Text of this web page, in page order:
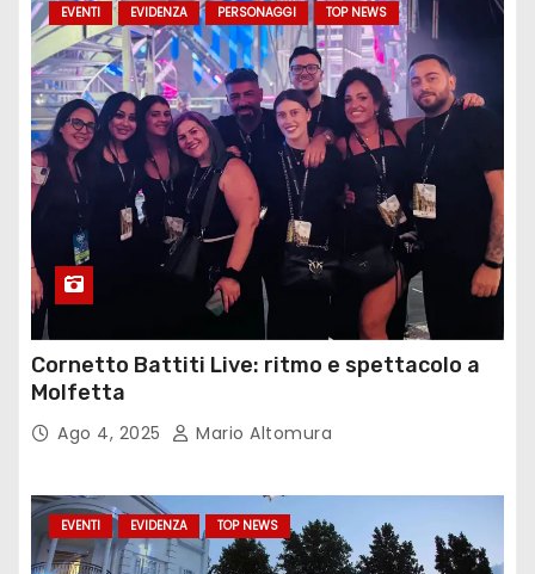
EVENTI EVIDENZA PERSONAGGI TOP NEWS
Cornetto Battiti Live: ritmo e spettacolo a
Molfetta
Ago 4, 2025 Mario Altomura
EVENTI EVIDENZA TOP NEWS